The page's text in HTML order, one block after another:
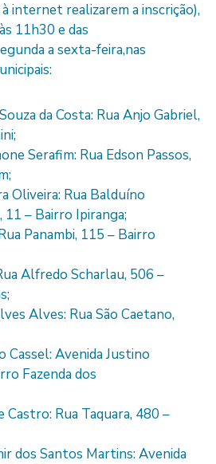
internet realizarem a inscrição),
11h30 e das
a sexta-feira,nas
da Costa: Rua Anjo Gabriel,
Serafim: Rua Edson Passos,
Oliveira: Rua Balduíno
11 – Bairro Ipiranga;
Panambi, 115 – Bairro
Alfredo Scharlau, 506 –
Alves: Rua São Caetano,
Avenida Justino
Fazenda dos
Castro: Rua Taquara, 480 –
dos Santos Martins: Avenida